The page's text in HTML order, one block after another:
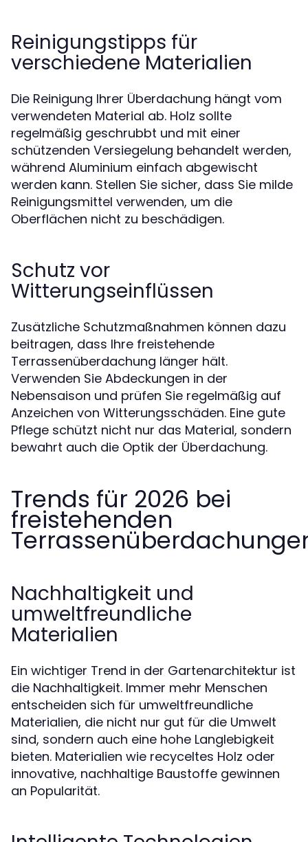
Reinigungstipps für
verschiedene Materialien
Die Reinigung Ihrer Überdachung hängt vom
verwendeten Material ab. Holz sollte
regelmäßig geschrubbt und mit einer
schützenden Versiegelung behandelt werden,
während Aluminium einfach abgewischt
werden kann. Stellen Sie sicher, dass Sie milde
Reinigungsmittel verwenden, um die
Oberflächen nicht zu beschädigen.
Schutz vor
Witterungseinflüssen
Zusätzliche Schutzmaßnahmen können dazu
beitragen, dass Ihre freistehende
Terrassenüberdachung länger hält.
Verwenden Sie Abdeckungen in der
Nebensaison und prüfen Sie regelmäßig auf
Anzeichen von Witterungsschäden. Eine gute
Pflege schützt nicht nur das Material, sondern
bewahrt auch die Optik der Überdachung.
Trends für 2026 bei
freistehenden
Nachhaltigkeit und
umweltfreundliche
Materialien
Ein wichtiger Trend in der Gartenarchitektur ist
die Nachhaltigkeit. Immer mehr Menschen
entscheiden sich für umweltfreundliche
Materialien, die nicht nur gut für die Umwelt
sind, sondern auch eine hohe Langlebigkeit
bieten. Materialien wie recyceltes Holz oder
innovative, nachhaltige Baustoffe gewinnen
an Popularität.